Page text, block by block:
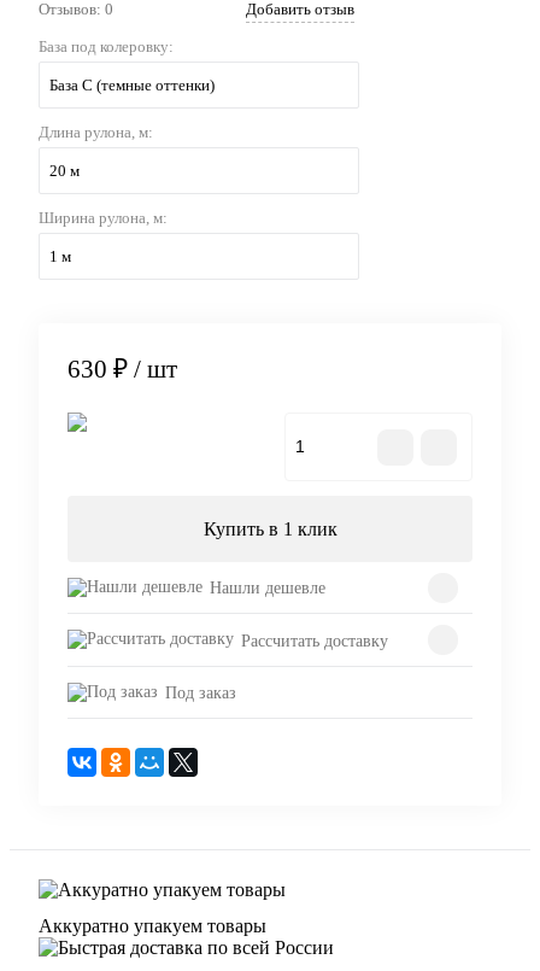
Отзывов: 0 Добавить отзыв
База под колеровку:
База С (темные оттенки)
Длина рулона, м:
20 м
Ширина рулона, м:
1 м
630 ₽ / шт
Купить в 1 клик
Нашли дешевле
Рассчитать доставку
Под заказ
Аккуратно упакуем товары